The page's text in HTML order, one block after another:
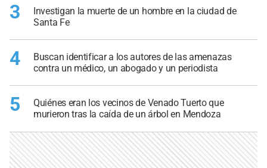
3
Investigan la muerte de un hombre en la ciudad de
Santa Fe
4
Buscan identificar a los autores de las amenazas
contra un médico, un abogado y un periodista
5
Quiénes eran los vecinos de Venado Tuerto que
murieron tras la caída de un árbol en Mendoza